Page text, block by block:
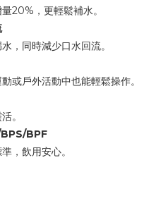
20%，更輕鬆補水。
，同時減少口水回流。
或戶外活動中也能輕鬆操作。
。
BPS/BPF
，飲用安心。